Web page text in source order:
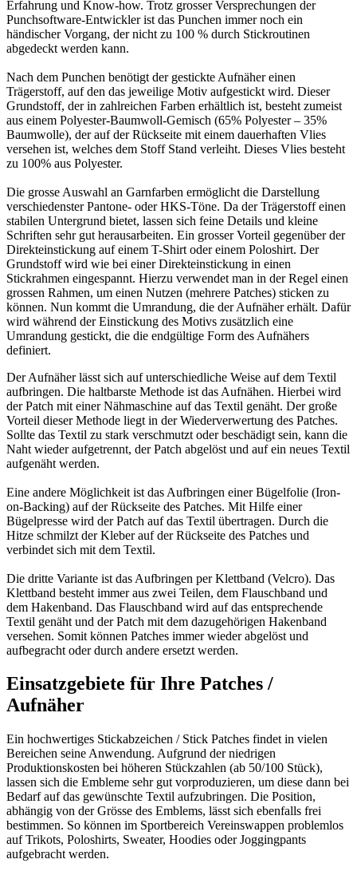
Erfahrung und Know-how. Trotz grosser Versprechungen der
Punchsoftware-Entwickler ist das Punchen immer noch ein
händischer Vorgang, der nicht zu 100 % durch Stickroutinen
abgedeckt werden kann.
Nach dem Punchen benötigt der gestickte Aufnäher einen
Trägerstoff, auf den das jeweilige Motiv aufgestickt wird. Dieser
Grundstoff, der in zahlreichen Farben erhältlich ist, besteht zumeist
aus einem Polyester-Baumwoll-Gemisch (65% Polyester – 35%
Baumwolle), der auf der Rückseite mit einem dauerhaften Vlies
versehen ist, welches dem Stoff Stand verleiht. Dieses Vlies besteht
zu 100% aus Polyester.
Die grosse Auswahl an Garnfarben ermöglicht die Darstellung
verschiedenster Pantone- oder HKS-Töne. Da der Trägerstoff einen
stabilen Untergrund bietet, lassen sich feine Details und kleine
Schriften sehr gut herausarbeiten. Ein grosser Vorteil gegenüber der
Direkteinstickung auf einem T-Shirt oder einem Poloshirt. Der
Grundstoff wird wie bei einer Direkteinstickung in einen
Stickrahmen eingespannt. Hierzu verwendet man in der Regel einen
grossen Rahmen, um einen Nutzen (mehrere Patches) sticken zu
können. Nun kommt die Umrandung, die der Aufnäher erhält. Dafür
wird während der Einstickung des Motivs zusätzlich eine
Umrandung gestickt, die die endgültige Form des Aufnähers
definiert.
Der Aufnäher lässt sich auf unterschiedliche Weise auf dem Textil
aufbringen. Die haltbarste Methode ist das Aufnähen. Hierbei wird
der Patch mit einer Nähmaschine auf das Textil genäht. Der große
Vorteil dieser Methode liegt in der Wiederverwertung des Patches.
Sollte das Textil zu stark verschmutzt oder beschädigt sein, kann die
Naht wieder aufgetrennt, der Patch abgelöst und auf ein neues Textil
aufgenäht werden.
Eine andere Möglichkeit ist das Aufbringen einer Bügelfolie (Iron-
on-Backing) auf der Rückseite des Patches. Mit Hilfe einer
Bügelpresse wird der Patch auf das Textil übertragen. Durch die
Hitze schmilzt der Kleber auf der Rückseite des Patches und
verbindet sich mit dem Textil.
Die dritte Variante ist das Aufbringen per Klettband (Velcro). Das
Klettband besteht immer aus zwei Teilen, dem Flauschband und
dem Hakenband. Das Flauschband wird auf das entsprechende
Textil genäht und der Patch mit dem dazugehörigen Hakenband
versehen. Somit können Patches immer wieder abgelöst und
aufbegracht oder durch andere ersetzt werden.
Einsatzgebiete für Ihre Patches /
Aufnäher
Ein hochwertiges Stickabzeichen / Stick Patches findet in vielen
Bereichen seine Anwendung. Aufgrund der niedrigen
Produktionskosten bei höheren Stückzahlen (ab 50/100 Stück),
lassen sich die Embleme sehr gut vorproduzieren, um diese dann bei
Bedarf auf das gewünschte Textil aufzubringen. Die Position,
abhängig von der Grösse des Emblems, lässt sich ebenfalls frei
bestimmen. So können im Sportbereich Vereinswappen problemlos
auf Trikots, Poloshirts, Sweater, Hoodies oder Joggingpants
aufgebracht werden.